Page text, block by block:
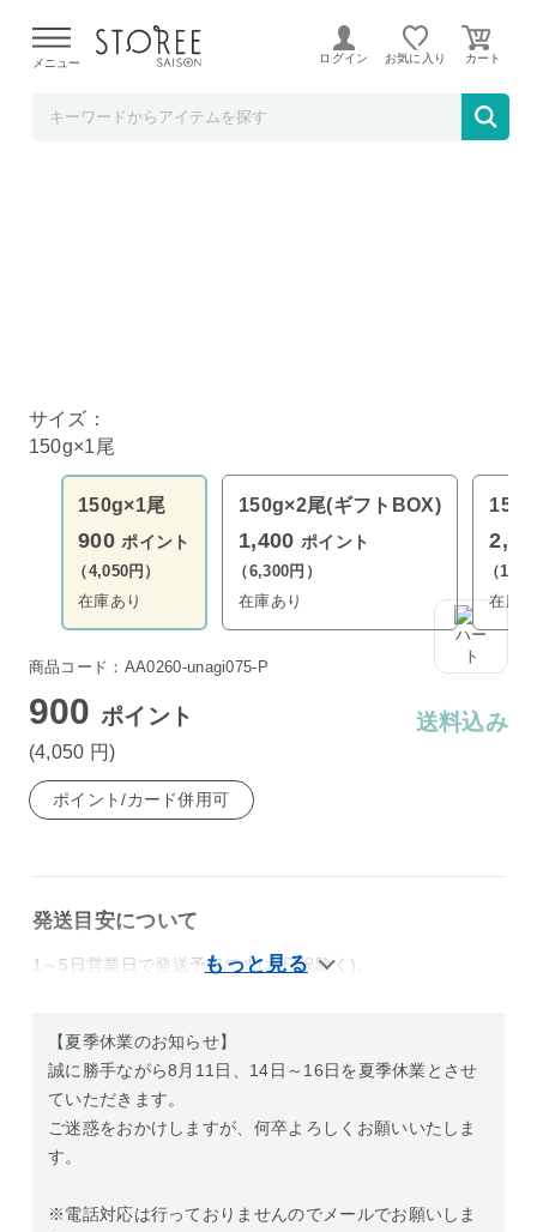
よる配送遅延が発生しております。
メニュー ログイン お気に入り
鹿児島県産 うなぎ 蒲焼き 無投薬 150g×1尾
サイズ：
150g×1尾
150g×1尾
900 ポイント
（4,050円）
在庫あり
150g×2尾(ギフトBOX)
1,400 ポイント
（6,300円）
在庫あり
（
在庫
商品コード：AA0260-unagi075-P
900ポイント
(4,050 円)
送料込み
ポイント/カード併用可
発送目安について
1～5日営業日で発送予定です(水日祝除く)。
【夏季休業のお知らせ】
誠に勝手ながら8月11日、14日～16日を夏季休業とさせ
ていただきます。
ご迷惑をおかけしますが、何卒よろしくお願いいたしま
す。
※電話対応は行っておりませんのでメールでお願いしま